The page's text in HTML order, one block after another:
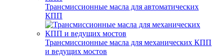
Трансмиссионные масла для автоматических
КПП
Трансмиссионные масла для механических КПП
и ведущих мостов